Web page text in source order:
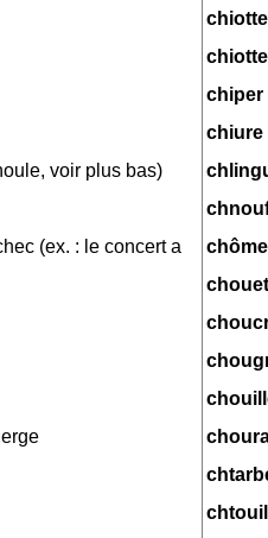
voir plus bas)
(ex. : le concert a
chiper
chiure